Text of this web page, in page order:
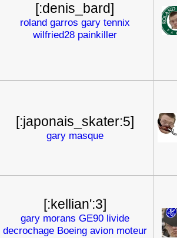
[:denis_bard]
roland garros gary tennix
wilfried28 painkiller
[:japonais_skater:5]
gary masque
[:kellian':3]
gary morans GE90 livide
decrochage Boeing avion moteur